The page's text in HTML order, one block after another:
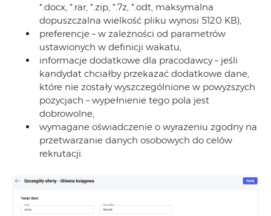
*.docx, *.rar, *.zip, *.7z, *.odt, maksymalna
dopuszczalna wielkość pliku wynosi 5120 KB),
preferencje – w zależności od parametrów
ustawionych w definicji wakatu,
informacje dodatkowe dla pracodawcy – jeśli
kandydat chciałby przekazać dodatkowe dane,
które nie zostały wyszczególnione w powyższych
pozycjach – wypełnienie tego pola jest
dobrowolne,
wymagane oświadczenie o wyrażeniu zgodny na
przetwarzanie danych osobowych do celów
rekrutacji.